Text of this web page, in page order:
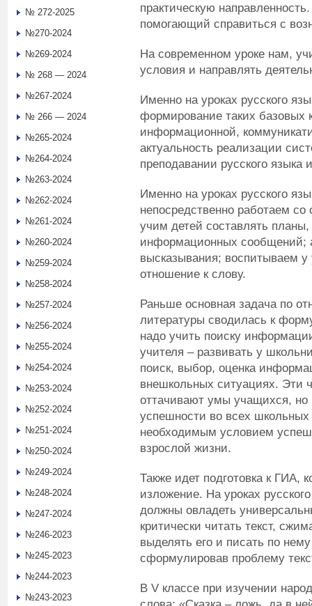
практическую
помогающий справиться с
На современном уроке нам,
условия и направлять
Именно на уроках русского
формирование таких базовых
информационной,
актуальность реализации
преподавании русского языка
Именно на уроках русского
непосредственно работаем
учим детей составлять
информационных сообщений;
высказывания; воспитываем
отношение к слову.
Раньше основная задача по
литературы сводилась к
надо учить поиску
учителя – развивать у
поиск, выбор, оценка
внешкольных ситуациях. Эти
оттачивают умы учащихся,
успешности во всех
необходимым условием
взрослой жизни.
Также идет подготовка к ГИА,
изложение. На уроках
должны овладеть
критически читать текст,
выделять его и писать по
сформулировав проблему
В V классе при изучении
№ 272-2025
№270-2024
№269-2024
№ 268 — 2024
№267-2024
№ 266 — 2024
№265-2024
№264-2024
№263-2024
№262-2024
№261-2024
№260-2024
№259-2024
№258-2024
№257-2024
№256-2024
№255-2024
№254-2024
№253-2024
№252-2024
№251-2024
№250-2024
№249-2024
№248-2024
№247-2024
№246-2023
№245-2023
№244-2023
№243-2023